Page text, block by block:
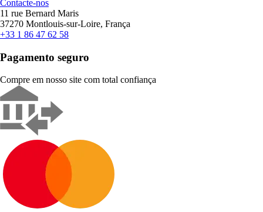
Contacte-nos
11 rue Bernard Maris
37270 Montlouis-sur-Loire, França
+33 1 86 47 62 58
Pagamento seguro
Compre em nosso site com total confiança